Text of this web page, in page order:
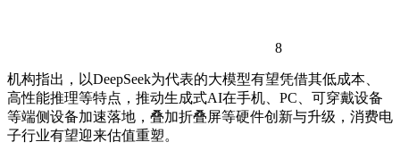
8
机构指出，以DeepSeek为代表的大模型有望凭借其低成本、
高性能推理等特点，推动生成式AI在手机、PC、可穿戴设备
等端侧设备加速落地，叠加折叠屏等硬件创新与升级，消费电
子行业有望迎来估值重塑。